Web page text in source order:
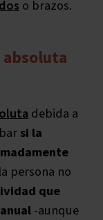
o brazos.
debida a
si la
persona no
que
-aunque